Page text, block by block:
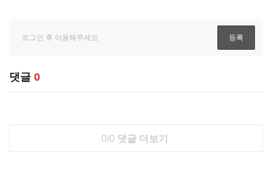
댓글 0
0/0 댓글 더보기